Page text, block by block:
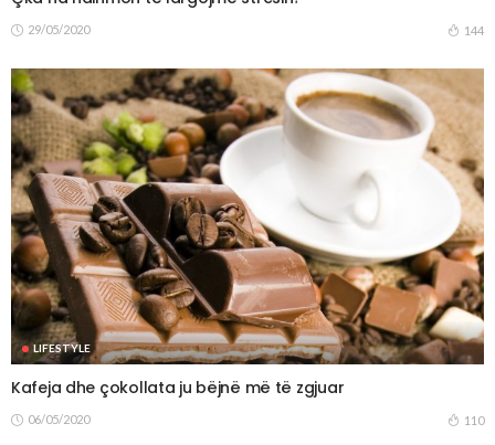
29/05/2020 144
LIFESTYLE
Kafeja dhe çokollata ju bëjnë më të zgjuar
06/05/2020 110